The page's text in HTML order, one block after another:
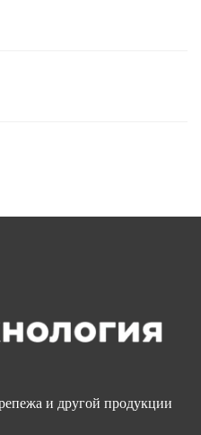
и другой продукции